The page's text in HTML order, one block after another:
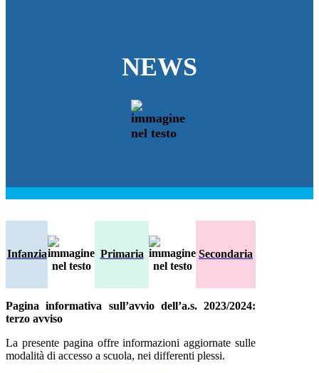
NEWS
Infanzia Primaria Secondaria
Pagina informativa sull’avvio dell’a.s. 2023/2024:
terzo avviso
La presente pagina offre informazioni aggiornate sulle
modalità di accesso a scuola, nei differenti plessi.